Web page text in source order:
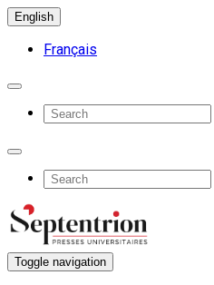
English
Français
Toggle navigation